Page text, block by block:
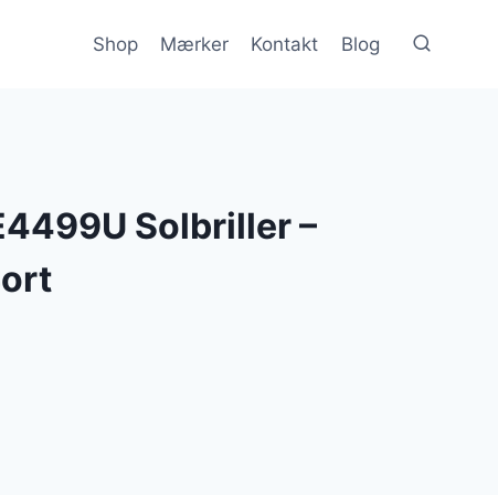
Shop Mærker Kontakt Blog
Solbriller –